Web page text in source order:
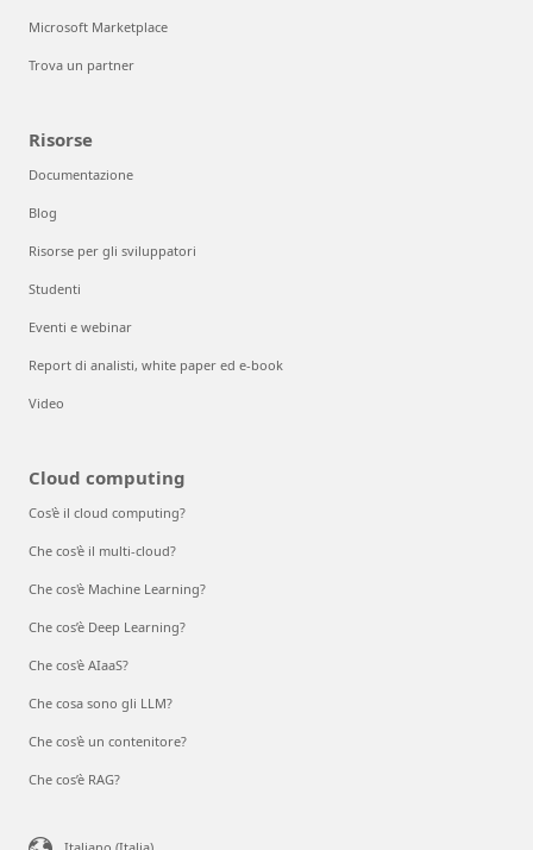
Microsoft Marketplace
Trova un partner
Risorse
Documentazione
Blog
Risorse per gli sviluppatori
Studenti
Eventi e webinar
Report di analisti, white paper ed e-book
Video
Cloud computing
Cos'è il cloud computing?
Che cos'è il multi-cloud?
Che cos'è Machine Learning?
Che cos’è Deep Learning?
Che cos'è AIaaS?
Che cosa sono gli LLM?
Che cos'è un contenitore?
Che cos’è RAG?